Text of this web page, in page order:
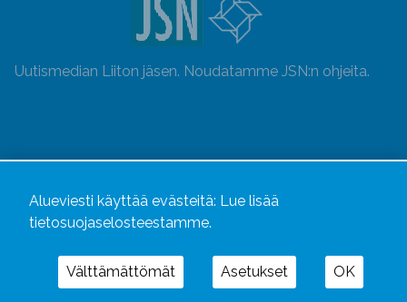
Uutismedian Liiton jäsen. Noudatamme JSN:n ohjeita.
Alueviesti käyttää evästeitä: Lue lisää
tietosuojaselosteestamme.
Välttämättömät Asetukset OK